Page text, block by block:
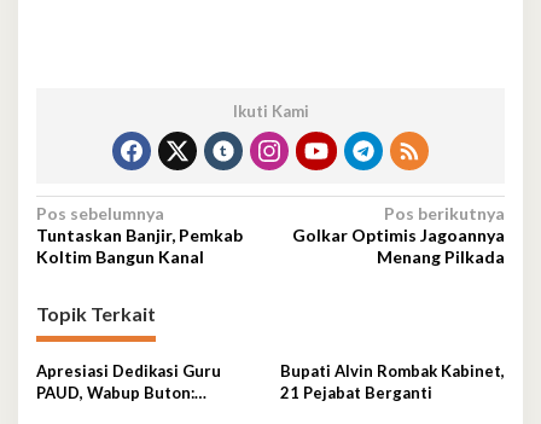
Ikuti Kami
Navigasi
pos
Pos sebelumnya
Tuntaskan Banjir, Pemkab
Koltim Bangun Kanal
Pos berikutnya
Golkar Optimis Jagoannya
Menang Pilkada
Topik Terkait
Apresiasi Dedikasi Guru
PAUD, Wabup Buton:
Bupati Alvin Rombak Kabinet,
21 Pejabat Berganti